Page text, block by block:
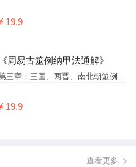
19.9
《周易古筮例纳甲法通解》
19.9
查看更多